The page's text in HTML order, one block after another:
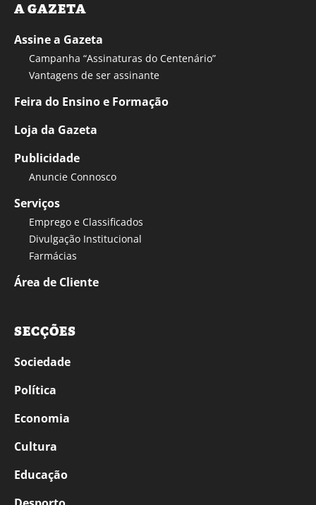
A GAZETA
Assine a Gazeta
Campanha “Assinaturas do Centenário”
Vantagens de ser assinante
Feira do Ensino e Formação
Loja da Gazeta
Publicidade
Anuncie Connosco
Serviços
Emprego e Classificados
Divulgação Institucional
Farmácias
Área de Cliente
SECÇÕES
Sociedade
Política
Economia
Cultura
Educação